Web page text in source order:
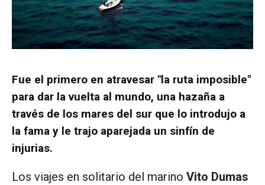
Fue el primero en atravesar "la ruta imposible"
para dar la vuelta al mundo, una hazaña a
través de los mares del sur que lo introdujo a
la fama y le trajo aparejada un sinfín de
injurias.
Los viajes en solitario del marino Vito Dumas